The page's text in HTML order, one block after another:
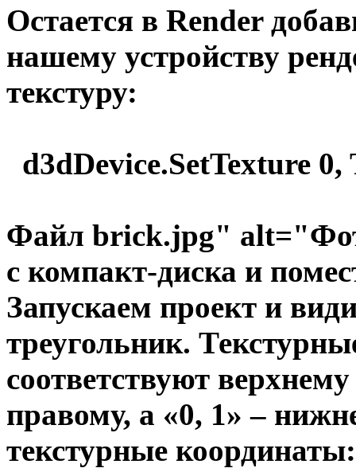
Остается в Render
нашему устройству
текстуру:
d3dDevice.SetTexture 0,
Файл brick.jpg"
с компакт-диска и
Запускаем проект и
треугольник.
соответствуют
правому, а «0, 1» –
текстурные координаты: